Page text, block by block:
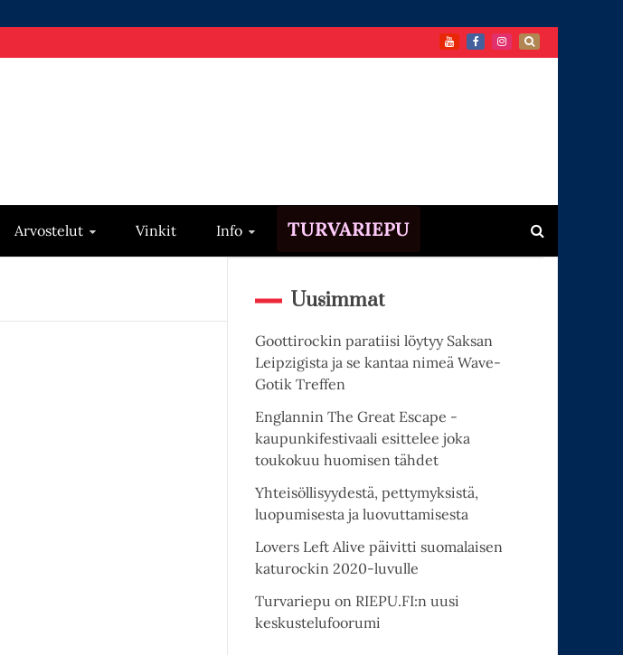
Arvostelut Vinkit Info TURVARIEPU
Uusimmat
Goottirockin paratiisi löytyy Saksan
Leipzigista ja se kantaa nimeä Wave-
Gotik Treffen
Englannin The Great Escape -
kaupunkifestivaali esittelee joka
toukokuu huomisen tähdet
Yhteisöllisyydestä, pettymyksistä,
luopumisesta ja luovuttamisesta
Lovers Left Alive päivitti suomalaisen
katurockin 2020-luvulle
Turvariepu on RIEPU.FI:n uusi
keskustelufoorumi